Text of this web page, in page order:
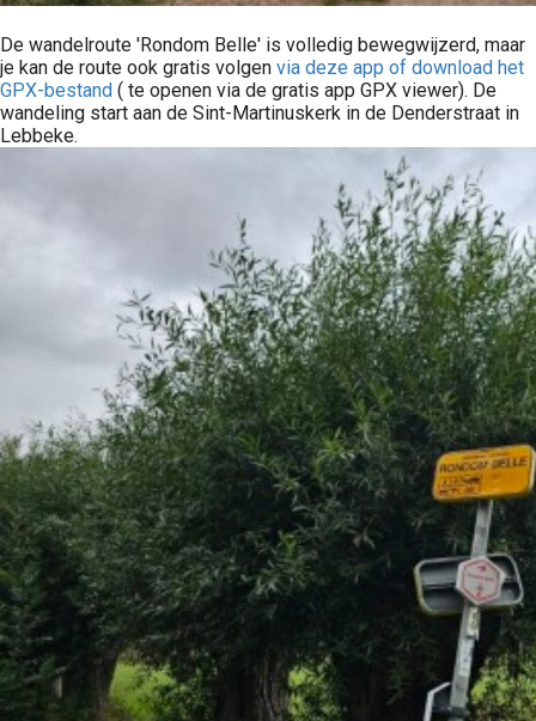
De wandelroute 'Rondom Belle' is volledig bewegwijzerd, maar
je kan de route ook gratis volgen via deze app of download het
GPX-bestand ( te openen via de gratis app GPX viewer). De
wandeling start aan de Sint-Martinuskerk in de Denderstraat in
Lebbeke.